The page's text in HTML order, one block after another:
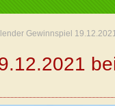
Gewinnspiel